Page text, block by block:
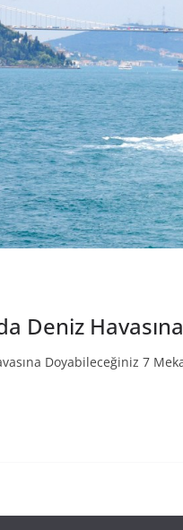
Deniz
Doyabileceğiniz 7